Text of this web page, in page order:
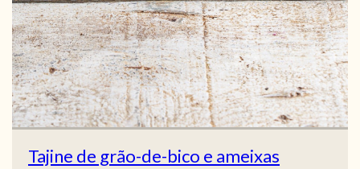
Tajine de grão-de-bico e ameixas